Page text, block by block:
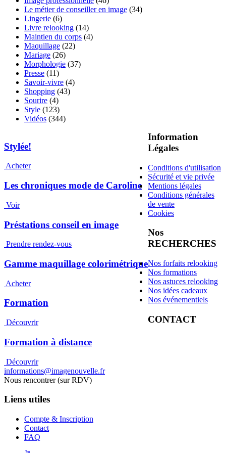
Le métier de conseiller en image (34)
Lingerie (6)
Livre relooking (14)
Maintien du corps (4)
Maquillage (22)
Mariage (26)
Morphologie (37)
Presse (11)
Savoir-vivre (4)
Shopping (43)
Sourire (4)
Style (123)
Vidéos (344)
Stylée!
Acheter
Les chroniques mode de Caroline
Voir
Préstations conseil en image
Prendre rendez-vous
Gamme maquillage colorimétrique
Acheter
Formation
Découvrir
Formation à distance
Découvrir
Information
Légales
Conditions d'utilisation
Sécurité et vie privée
Mentions légales
Conditions générales
de vente
Cookies
Nos
RECHERCHES
Nos forfaits relooking
Nos formations
Nos astuces relooking
Nos idées cadeaux
Nos événementiels
CONTACT
informations@imagenouvelle.fr
Nous rencontrer (sur RDV)
Liens utiles
Compte & Inscription
Contact
FAQ